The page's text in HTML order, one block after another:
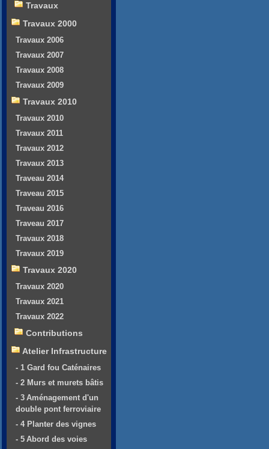
Travaux
Travaux 2000
Travaux 2006
Travaux 2007
Travaux 2008
Travaux 2009
Travaux 2010
Travaux 2010
Travaux 2011
Travaux 2012
Travaux 2013
Traveau 2014
Traveau 2015
Traveau 2016
Traveau 2017
Travaux 2018
Travaux 2019
Travaux 2020
Travaux 2020
Travaux 2021
Travaux 2022
Contributions
Atelier Infrastructure
- 1 Gard fou Caténaires
- 2 Murs et murets bâtis
- 3 Aménagement d'un
double pont ferroviaire
- 4 Planter des vignes
- 5 Abord des voies